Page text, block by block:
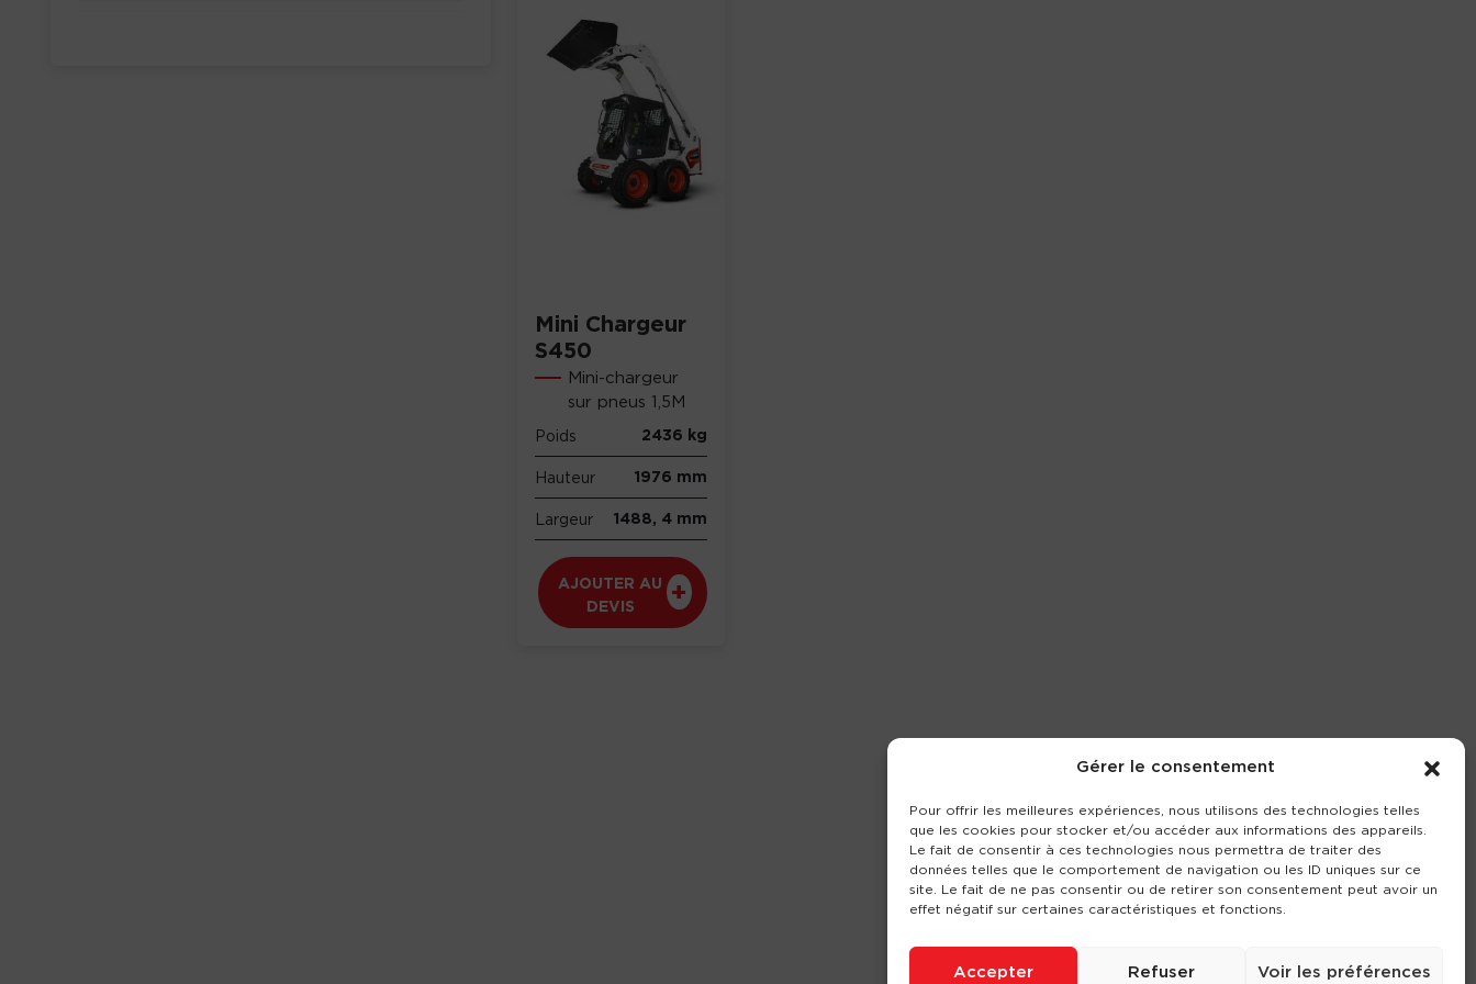
Gérer le consentement
Pour offrir les meilleures expériences, nous utilisons des technologies telles
que les cookies pour stocker et/ou accéder aux informations des appareils.
Le fait de consentir à ces technologies nous permettra de traiter des
données telles que le comportement de navigation ou les ID uniques sur ce
site. Le fait de ne pas consentir ou de retirer son consentement peut avoir un
effet négatif sur certaines caractéristiques et fonctions.
Accepter Refuser Voir les préférences
Mini Chargeur
S450
Mini-chargeur
sur pneus 1,5M
Poids 2436 kg
Hauteur 1976 mm
Largeur 1488, 4 mm
AJOUTER AU
DEVIS